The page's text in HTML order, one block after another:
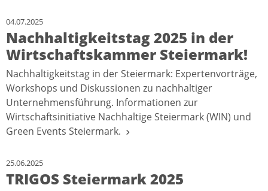
04.07.2025
Nachhaltigkeitstag 2025 in der
Wirtschaftskammer Steiermark!
Nachhaltigkeitstag in der Steiermark: Expertenvorträge,
Workshops und Diskussionen zu nachhaltiger
Unternehmensführung. Informationen zur
Wirtschaftsinitiative Nachhaltige Steiermark (WIN) und
Green Events Steiermark.
25.06.2025
TRIGOS Steiermark 2025